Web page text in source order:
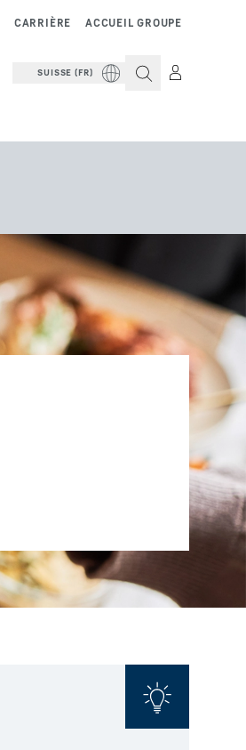
ACCUEIL GROUPE
CARRIÈRE
SUISSE (FR)